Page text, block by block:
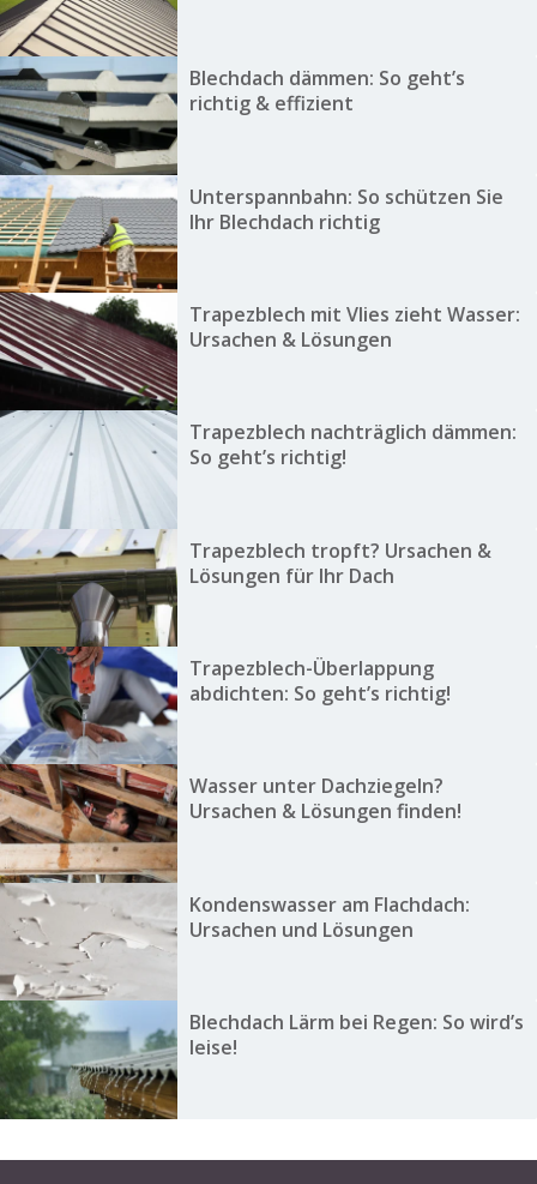
Blechdach dämmen: So geht’s
richtig & effizient
Unterspannbahn: So schützen Sie
Ihr Blechdach richtig
Trapezblech mit Vlies zieht Wasser:
Ursachen & Lösungen
Trapezblech nachträglich dämmen:
So geht’s richtig!
Trapezblech tropft? Ursachen &
Lösungen für Ihr Dach
Trapezblech-Überlappung
abdichten: So geht’s richtig!
Wasser unter Dachziegeln?
Ursachen & Lösungen finden!
Kondenswasser am Flachdach:
Ursachen und Lösungen
Blechdach Lärm bei Regen: So wird’s
leise!